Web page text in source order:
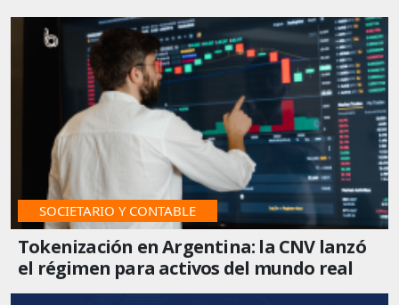
SOCIETARIO Y CONTABLE
Tokenización en Argentina: la CNV lanzó
el régimen para activos del mundo real